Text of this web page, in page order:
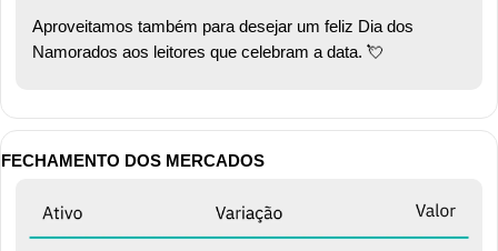
Aproveitamos também para desejar um feliz Dia dos
Namorados aos leitores que celebram a data. 💘
FECHAMENTO DOS MERCADOS